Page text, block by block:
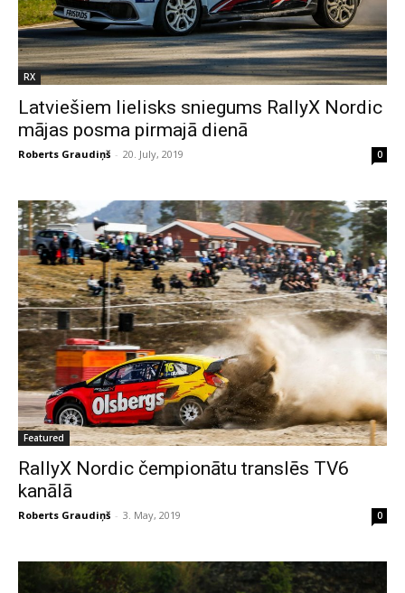
RX
Latviešiem lielisks sniegums RallyX Nordic
mājas posma pirmajā dienā
Roberts Graudiņš - 20. July, 2019 0
Featured
RallyX Nordic čempionātu translēs TV6
kanālā
Roberts Graudiņš - 3. May, 2019 0